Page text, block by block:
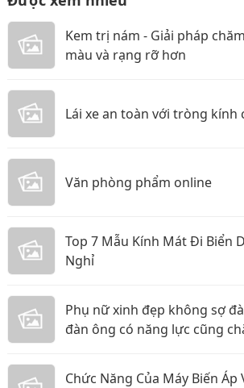
Kem trị nám - Giải pháp
màu và rạng rỡ hơn
Lái xe an toàn với tròng kính
Văn phòng phẩm online
Top 7 Mẫu Kính Mát Đi Biển
Nghỉ
Phụ nữ xinh đẹp không sợ
đàn ông có năng lực cũng
Chức Năng Của Máy Biến Áp